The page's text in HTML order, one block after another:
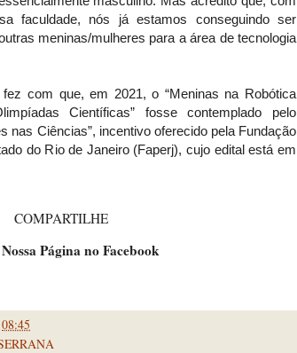
faculdade, nós já estamos conseguindo ser
meninas/mulheres para a área de tecnologia
com que, em 2021, o “Meninas na Robótica
Científicas” fosse contemplado pelo
nas Ciências”, incentivo oferecido pela Fundação
do Rio de Janeiro (Faperj), cujo edital está em
COMPARTILHE
Página no Facebook
08:45